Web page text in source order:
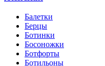
Балетки
Берцы
Ботинки
Босоножки
Ботфорты
Ботильоны